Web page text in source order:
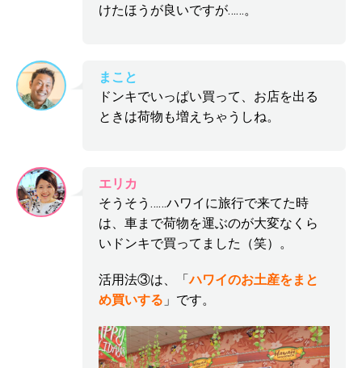
けたほうが良いですが……。
まこと
ドンキでいっぱい買って、お店を出る
ときは荷物も増えちゃうしね。
エリカ
そうそう……ハワイに旅行で来てた時
は、車まで荷物を運ぶのが大変なくら
いドンキで買ってました（笑）。
活用法③は、「ハワイのお土産をまと
め買いする 」です。